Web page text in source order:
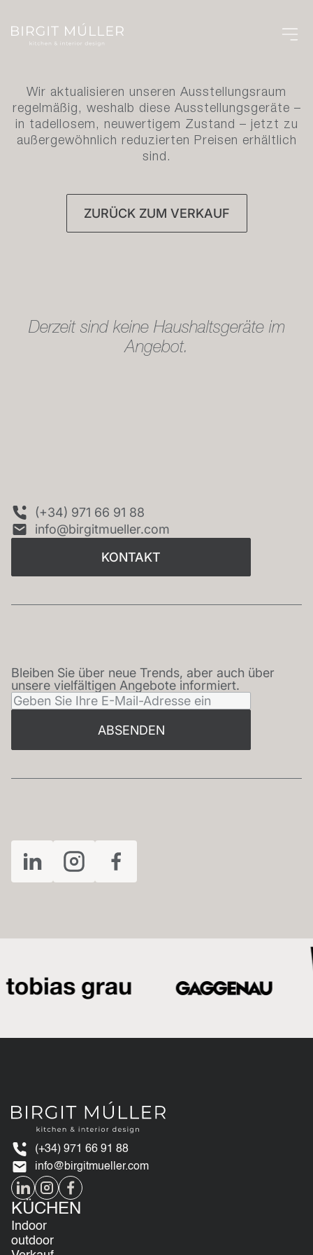
Wir aktualisieren unseren Ausstellungsraum
regelmäßig, weshalb diese Ausstellungsgeräte –
in tadellosem, neuwertigem Zustand – jetzt zu
außergewöhnlich reduzierten Preisen erhältlich
sind.
ZURÜCK ZUM VERKAUF
Derzeit sind keine Haushaltsgeräte im
Angebot.
KONTAKT
(+34) 971 66 91 88
info@birgitmueller.com
KONTAKT
NEWSLETTER
Bleiben Sie über neue Trends, aber auch über
unsere vielfältigen Angebote informiert.
ABSENDEN
FOLGEN SIE UNS
(+34) 971 66 91 88
info@birgitmueller.com
KÜCHEN
Indoor
outdoor